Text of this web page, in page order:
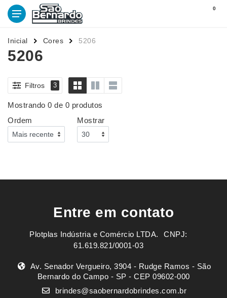
0
Inicial Cores 5206
5206
Filtros 3
Mostrando 0 de 0 produtos
Ordem
Mostrar
Entre em contato
Plotplas Indústria e Comércio LTDA. ㅤㅤㅤ CNPJ:
61.619.821/0001-03
Av. Senador Vergueiro, 3904 - Rudge Ramos - São
Bernardo do Campo - SP - CEP 09602-000
brindes@saobernardobrindes.com.br